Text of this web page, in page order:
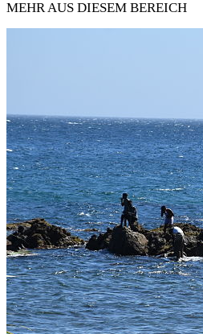
MEHR AUS DIESEM BEREICH